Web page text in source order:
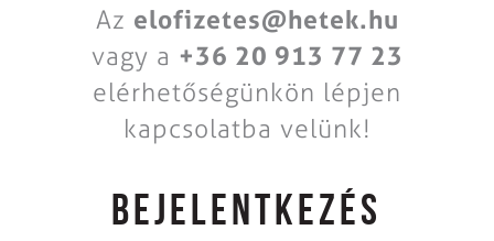
Az elofizetes@hetek.hu
vagy a +36 20 913 77 23
elérhetőségünkön lépjen
kapcsolatba velünk!
BEJELENTKEZÉS